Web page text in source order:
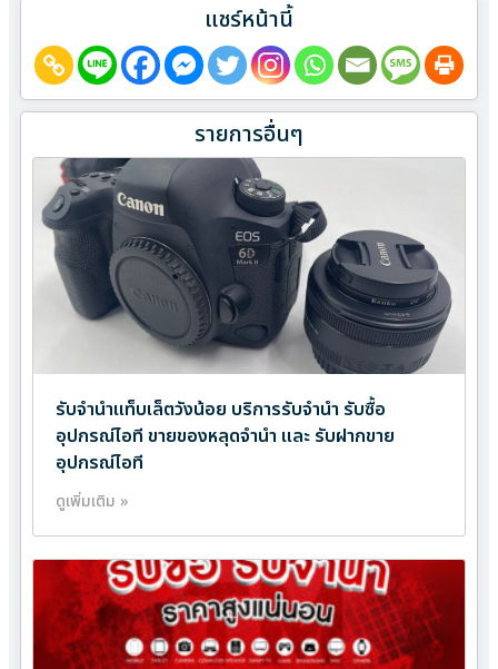
แชร์หน้านี้
รายการอื่นๆ
รับจำนำแท็บเล็ตวังน้อย บริการรับจำนำ รับซื้อ
อุปกรณ์ไอที ขายของหลุดจำนำ และ รับฝากขาย
อุปกรณ์ไอที
ดูเพิ่มเติม »